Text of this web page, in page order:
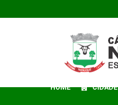
HOME CIDADE